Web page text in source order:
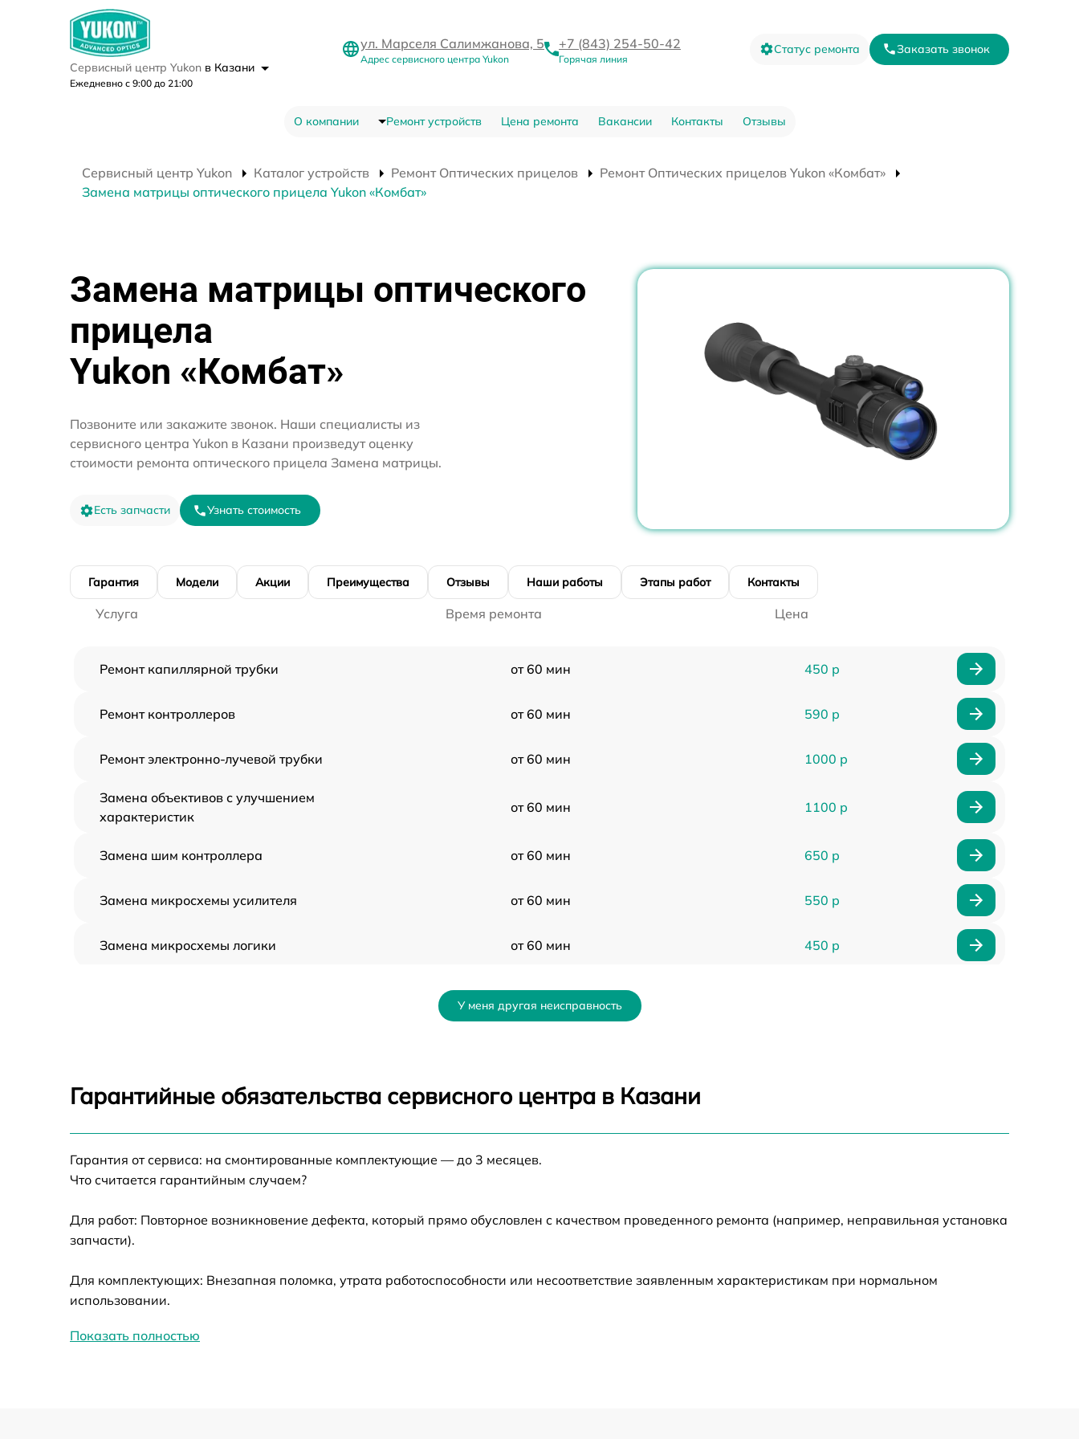
Сервисный центр Yukon в Казани
Ежедневно с 9:00 до 21:00
ул. Марселя Салимжанова, 5
Адрес сервисного центра Yukon
+7 (843) 254-50-42
Горячая линия
Статус ремонта Заказать звонок
О компании Ремонт устройств Цена ремонта Вакансии Контакты Отзывы
Сервисный центр Yukon Каталог устройств Ремонт Оптических прицелов
Ремонт Оптических прицелов Yukon «Комбат»
Замена матрицы оптического прицела Yukon «Комбат»
Замена матрицы оптического
прицела
Yukon «Комбат»
Позвоните или закажите звонок. Наши специалисты из
сервисного центра Yukon в Казани произведут оценку
стоимости ремонта оптического прицела Замена матрицы.
Есть запчасти Узнать стоимость
Гарантия Модели Акции Преимущества Отзывы Наши работы Этапы работ Контакты
Услуга Время ремонта Цена
Ремонт капиллярной трубки от 60 мин 450 р
Ремонт контроллеров от 60 мин 590 р
Ремонт электронно-лучевой трубки от 60 мин 1000 р
Замена объективов с улучшением
характеристик
от 60 мин 1100 р
Замена шим контроллера от 60 мин 650 р
Замена микросхемы усилителя от 60 мин 550 р
Замена микросхемы логики от 60 мин 450 р
от 60 мин
Калибровка и настройка тепловизора
Ремонт датчика синхроимпульсов от 60 мин 1550 р
Ремонт оптики
Восстановление питания от 60 мин 650 р
У меня другая неисправность
Гарантийные обязательства сервисного центра в Казани
Гарантия от сервиса: на смонтированные комплектующие — до 3 месяцев.
Что считается гарантийным случаем?
Для работ: Повторное возникновение дефекта, который прямо обусловлен с качеством проведенного ремонта (например, неправильная установка
запчасти).
Для комплектующих: Внезапная поломка, утрата работоспособности или несоответствие заявленным характеристикам при нормальном
использовании.
Показать полностью